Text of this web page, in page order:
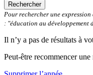
Rechercher
Pour rechercher une
: "éducation au développement
Il n’y a pas de résultats à
Peut-être recommencer une